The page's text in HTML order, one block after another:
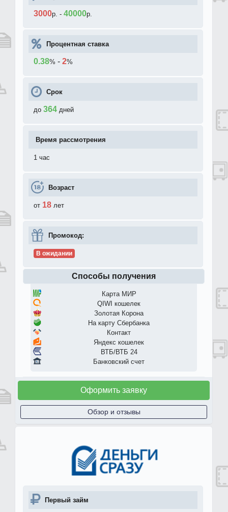
3000р. - 40000р.
Процентная ставка
0.38% - 2%
Срок
до 364 дней
Время рассмотрения
1 час
Возраст
от 18 лет
Промокод:
В ожидании
Способы получения
Карта МИР
QIWI кошелек
Золотая Корона
На карту Сбербанка
Контакт
Яндекс кошелек
ВТБ/ВТБ 24
Банковский счет
Оформить заявку
Обзор и отзывы
Первый займ